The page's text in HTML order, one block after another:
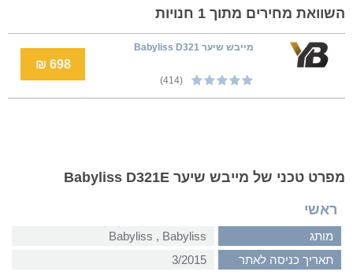
השוואת מחירים מתוך 1 חנויות
מייבש שיער Babyliss D321
(414)
698 ₪
מפרט טכני של מייבש שיער Babyliss D321E
ראשי
מותג
Babyliss‏ , ‏Babyliss
תאריך כניסה לאתר
3/2015